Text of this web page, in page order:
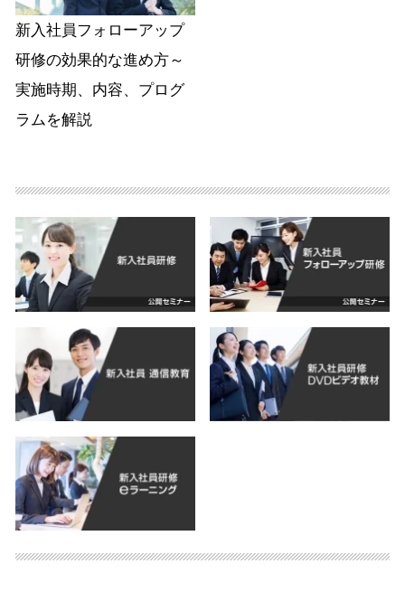
新入社員フォローアップ
研修の効果的な進め方～
実施時期、内容、プログ
ラムを解説